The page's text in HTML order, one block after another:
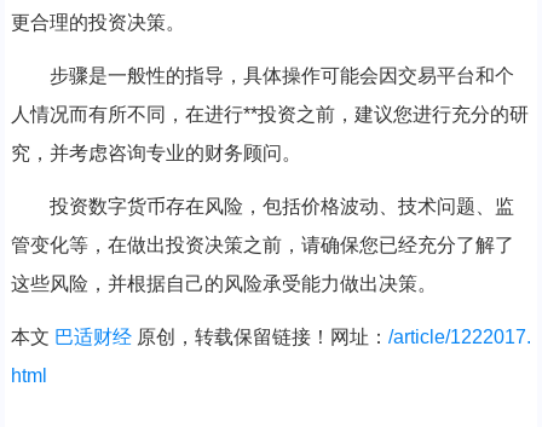
更合理的投资决策。
步骤是一般性的指导，具体操作可能会因交易平台和个
人情况而有所不同，在进行**投资之前，建议您进行充分的研
究，并考虑咨询专业的财务顾问。
投资数字货币存在风险，包括价格波动、技术问题、监
管变化等，在做出投资决策之前，请确保您已经充分了解了
这些风险，并根据自己的风险承受能力做出决策。
本文 巴适财经原创，转载保留链接！网址： /article/1222017.
html